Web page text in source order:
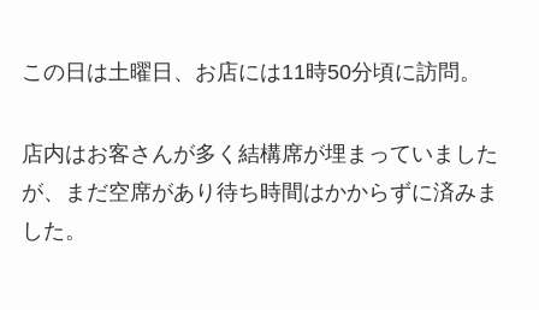
この日は土曜日、お店には11時50分頃に訪問。
店内はお客さんが多く結構席が埋まっていました
が、まだ空席があり待ち時間はかからずに済みま
した。